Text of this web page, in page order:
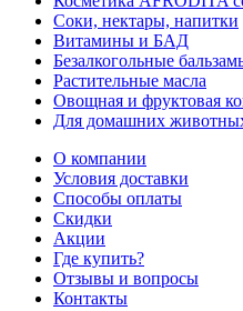
Соки, нектары, напитки
Витамины и БАД
Безалкогольные
Растительные масла
Овощная и фруктовая
Для домашних
О компании
Условия доставки
Способы оплаты
Скидки
Акции
Где купить?
Отзывы и вопросы
Контакты